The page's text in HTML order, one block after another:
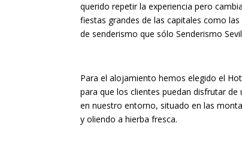
querido repetir la experiencia pero
fiestas grandes de las capitales como
de senderismo que sólo Senderismo
Para el alojamiento hemos elegido el
para que los clientes puedan disfrutar
en nuestro entorno, situado en las
y oliendo a hierba fresca.